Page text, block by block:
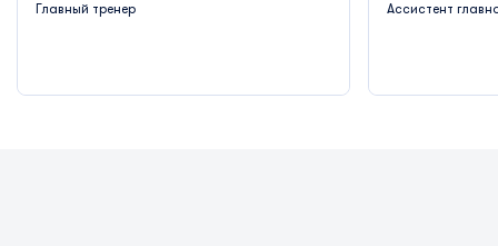
Главный тренер Ассистент